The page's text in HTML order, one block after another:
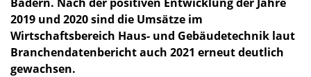
2019 und 2020 sind die Umsätze im
Wirtschaftsbereich Haus- und Gebäudetechnik laut
Branchendatenbericht auch 2021 erneut deutlich
gewachsen.